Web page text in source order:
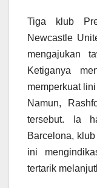
Tiga klub
Newcastle
mengajukan
Ketiganya
memperkuat
Namun,
tersebut. Ia
Barcelona,
ini
tertarik